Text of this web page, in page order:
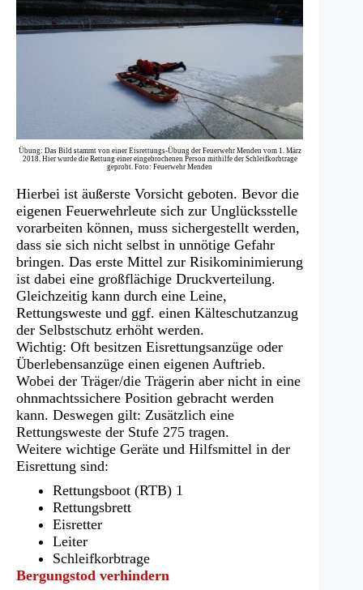
Übung: Das Bild stammt von einer Eisrettungs-Übung der Feuerwehr Menden vom 1. März
2018. Hier wurde die Rettung einer eingebrochenen Person mithilfe der Schleifkorbtrage
geprobt. Foto: Feuerwehr Menden
Hierbei ist äußerste Vorsicht geboten. Bevor die
eigenen Feuerwehrleute sich zur Unglücksstelle
vorarbeiten können, muss sichergestellt werden,
dass sie sich nicht selbst in unnötige Gefahr
bringen. Das erste Mittel zur Risikominimierung
ist dabei eine großflächige Druckverteilung.
Gleichzeitig kann durch eine Leine,
Rettungsweste und ggf. einen Kälteschutzanzug
der Selbstschutz erhöht werden.
Wichtig: Oft besitzen Eisrettungsanzüge oder
Überlebensanzüge einen eigenen Auftrieb.
Wobei der Träger/die Trägerin aber nicht in eine
ohnmachtssichere Position gebracht werden
kann. Deswegen gilt: Zusätzlich eine
Rettungsweste der Stufe 275 tragen.
Weitere wichtige Geräte und Hilfsmittel in der
Eisrettung sind:
Rettungsboot (RTB) 1
Rettungsbrett
Eisretter
Leiter
Schleifkorbtrage
Bergungstod verhindern